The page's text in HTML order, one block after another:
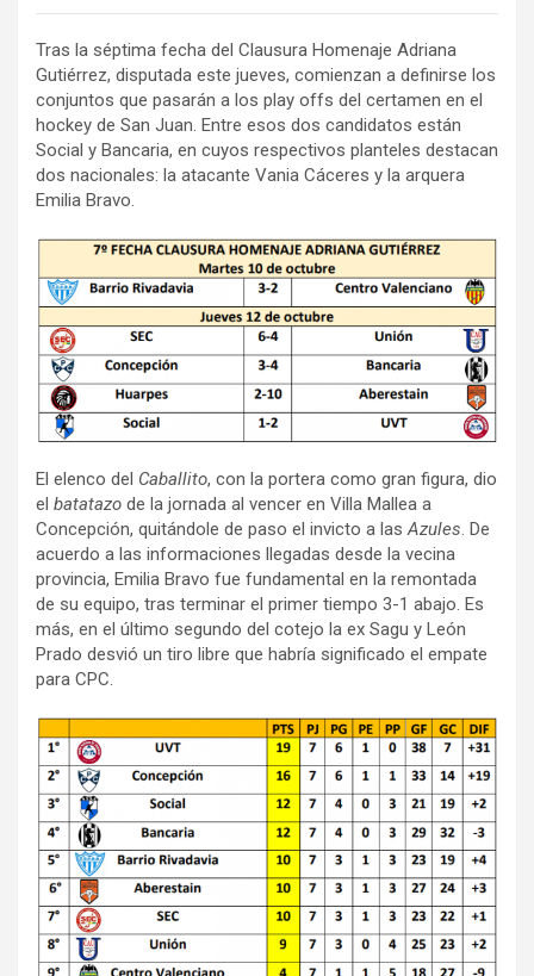
Tras la séptima fecha del Clausura Homenaje Adriana
Gutiérrez, disputada este jueves, comienzan a definirse los
conjuntos que pasarán a los play offs del certamen en el
hockey de San Juan. Entre esos dos candidatos están
Social y Bancaria, en cuyos respectivos planteles destacan
dos nacionales: la atacante Vania Cáceres y la arquera
Emilia Bravo.
El elenco del Caballito, con la portera como gran figura, dio
el batatazo de la jornada al vencer en Villa Mallea a
Concepción, quitándole de paso el invicto a lasAzules. De
acuerdo a las informaciones llegadas desde la vecina
provincia, Emilia Bravo fue fundamental en la remontada
de su equipo, tras terminar el primer tiempo 3-1 abajo. Es
más, en el último segundo del cotejo la ex Sagu y León
Prado desvió un tiro libre que habría significado el empate
para CPC.